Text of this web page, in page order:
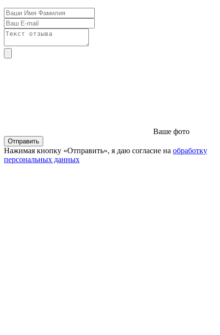
Ваше фото
Нажимая кнопку «Отправить», я даю согласие на обработку
персональных данных